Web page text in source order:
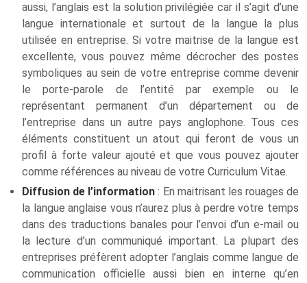
aussi, l’anglais est la solution privilégiée car il s’agit d’une
langue internationale et surtout de la langue la plus
utilisée en entreprise. Si votre maitrise de la langue est
excellente, vous pouvez même décrocher des postes
symboliques au sein de votre entreprise comme devenir
le porte-parole de l’entité par exemple ou le
représentant permanent d’un département ou de
l’entreprise dans un autre pays anglophone. Tous ces
éléments constituent un atout qui feront de vous un
profil à forte valeur ajouté et que vous pouvez ajouter
comme références au niveau de votre Curriculum Vitae.
Diffusion de l’information: En maitrisant les rouages de
la langue anglaise vous n’aurez plus à perdre votre temps
dans des traductions banales pour l’envoi d’un e-mail ou
la lecture d’un communiqué important. La plupart des
entreprises préfèrent adopter l’anglais comme langue de
communication officielle aussi bien en interne qu’en